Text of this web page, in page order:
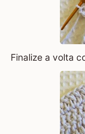
Finalize a volta